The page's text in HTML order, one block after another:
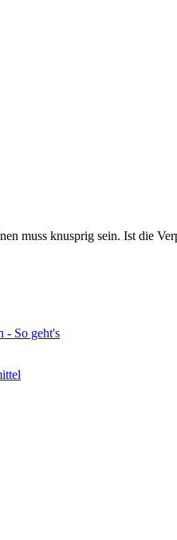
muss knusprig sein. Ist die
- So geht's